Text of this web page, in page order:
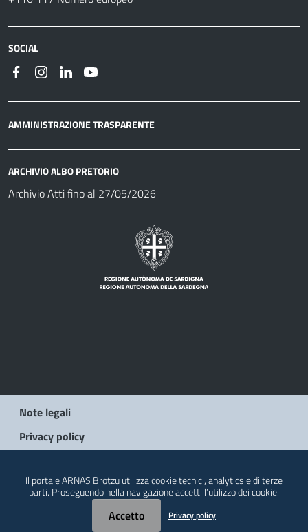
SOCIAL
AMMINISTRAZIONE TRASPARENTE
ARCHIVIO ALBO PRETORIO
Archivio Atti fino al 27/05/2026
Note legali
Privacy policy
Il portale ARNAS Brotzu utilizza cookie tecnici, analytics e di terze
parti. Proseguendo nella navigazione accetti l’utilizzo dei cookie.
Accetto Privacy policy